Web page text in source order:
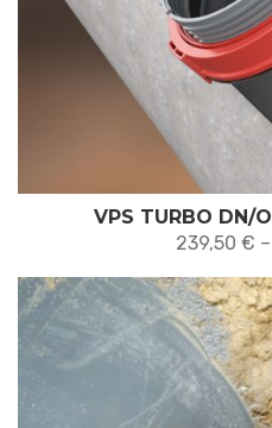
VPS TURBO DN/
239,50 € –